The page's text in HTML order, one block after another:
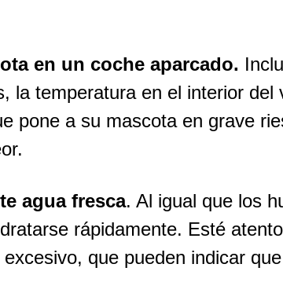
en un coche aparcado.
la temperatura en el interior del
pone a su mascota en grave
agua fresca. Al igual que los
rápidamente. Esté
que pueden indicar